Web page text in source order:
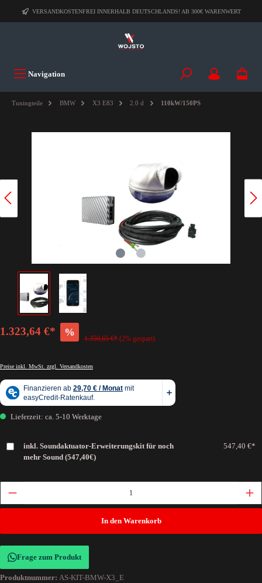
VERSANDKOSTENFREI INNERHALB DEUTSCHLANDS! AB 300€ WARENWERT
Navigation
Tuningteile BMW X3 E83 2.0 d 110kW/150PS
1.323,64 €* %
1.350,65 €* (2% gespart)
Preise inkl. MwSt. zzgl. Versandkosten
Lieferzeit: ca. 5-10 Werktage
inkl. Soundaktuator-Erweiterungskit für noch
mehr Sound (547,40€)
547,40 €*
In den Warenkorb
Frage zum Produkt
Produktnummer: AS-KIT-BMW-X3_E